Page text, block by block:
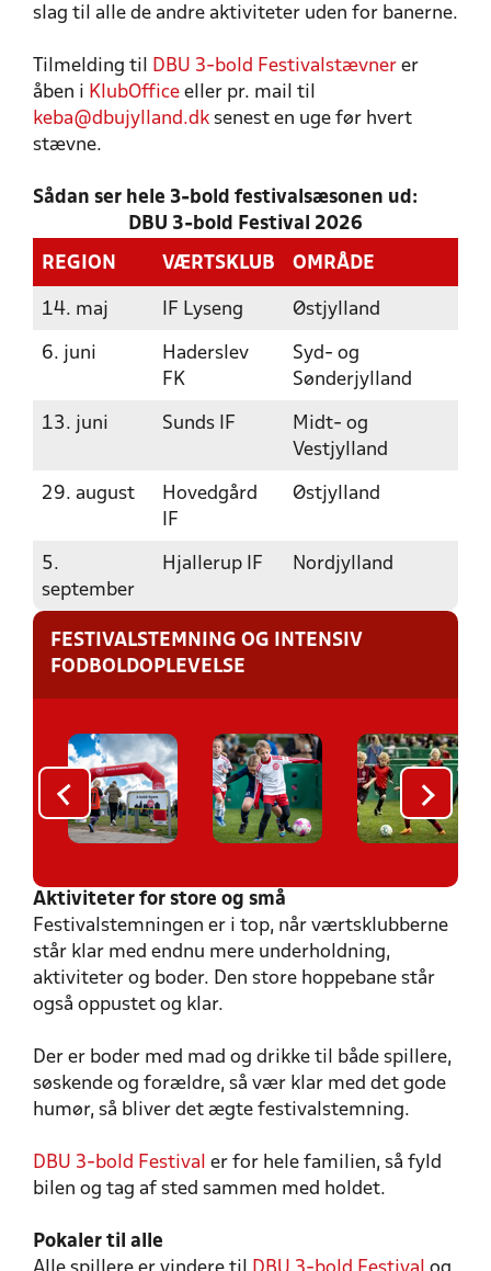
slag til alle de andre aktiviteter uden for banerne.
Tilmelding til DBU 3-bold Festivalstævner er
åben i KlubOffice eller pr. mail til
keba@dbujylland.dk senest en uge før hvert
stævne.
Sådan ser hele 3-bold festivalsæsonen ud:
DBU 3-bold Festival 2026
14. maj IF Lyseng Østjylland
6. juni
Haderslev
FK
Syd- og
Sønderjylland
13. juni Sunds IF
Midt- og
Vestjylland
29. august
Hovedgård
IF
Østjylland
5.
september
Hjallerup IF Nordjylland
REGION VÆRTSKLUB OMRÅDE
FESTIVALSTEMNING OG INTENSIV
FODBOLDOPLEVELSE
Aktiviteter for store og små
Festivalstemningen er i top, når værtsklubberne
står klar med endnu mere underholdning,
aktiviteter og boder. Den store hoppebane står
også oppustet og klar.
Der er boder med mad og drikke til både spillere,
søskende og forældre, så vær klar med det gode
humør, så bliver det ægte festivalstemning.
DBU 3-bold Festival er for hele familien, så fyld
bilen og tag af sted sammen med holdet.
Pokaler til alle